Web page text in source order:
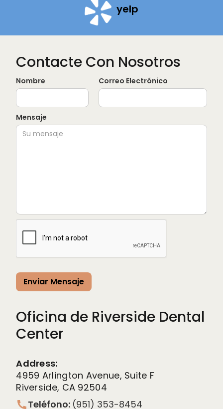
yelp
Contacte Con Nosotros
Nombre Correo Electrónico
Mensaje
Oficina de Riverside Dental
Center
Address:
4959 Arlington Avenue, Suite F
Riverside, CA 92504
Teléfono: (951) 353-8454